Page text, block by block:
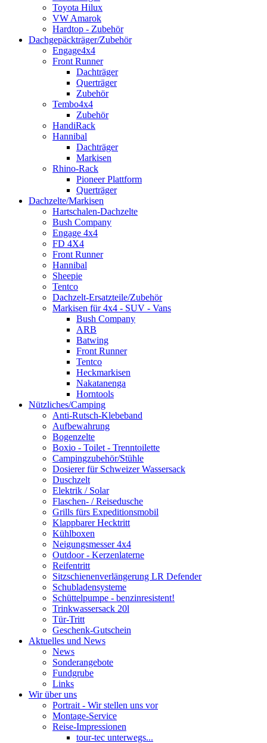
Toyota Hilux
VW Amarok
Hardtop - Zubehör
Dachgepäckträger/Zubehör
Engage4x4
Front Runner
Dachträger
Querträger
Zubehör
Tembo4x4
Zubehör
HandiRack
Hannibal
Dachträger
Markisen
Rhino-Rack
Pioneer Plattform
Querträger
Dachzelte/Markisen
Hartschalen-Dachzelte
Bush Company
Engage 4x4
FD 4X4
Front Runner
Hannibal
Sheepie
Tentco
Dachzelt-Ersatzteile/Zubehör
Markisen für 4x4 - SUV - Vans
Bush Company
ARB
Batwing
Front Runner
Tentco
Heckmarkisen
Nakatanenga
Horntools
Nützliches/Camping
Anti-Rutsch-Klebeband
Aufbewahrung
Bogenzelte
Boxio - Toilet - Trenntoilette
Campingzubehör/Stühle
Dosierer für Schweizer Wassersack
Duschzelt
Elektrik / Solar
Flaschen- / Reisedusche
Grills fürs Expeditionsmobil
Klappbarer Hecktritt
Kühlboxen
Neigungsmesser 4x4
Outdoor - Kerzenlaterne
Reifentritt
Sitzschienenverlängerung LR Defender
Schubladensysteme
Schüttelpumpe - benzinresistent!
Trinkwassersack 20l
Tür-Tritt
Geschenk-Gutschein
Aktuelles und News
News
Sonderangebote
Fundgrube
Links
Wir über uns
Portrait - Wir stellen uns vor
Montage-Service
Reise-Impressionen
tour-tec unterwegs...